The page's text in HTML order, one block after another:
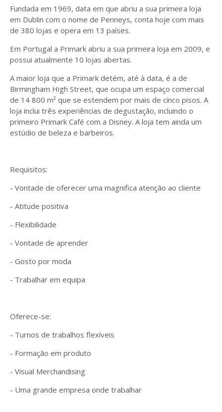
Fundada em 1969, data em que abriu a sua primeira loja
em Dublin com o nome de Penneys, conta hoje com mais
de 380 lojas e opera em 13 países.
Em Portugal a Primark abriu a sua primeira loja em 2009, e
possui atualmente 10 lojas abertas.
A maior loja que a Primark detém, até à data, é a de
Birmingham High Street, que ocupa um espaço comercial
de 14 800 m² que se estendem por mais de cinco pisos. A
loja inclui três experiências de degustação, incluindo o
primeiro Primark Café com a Disney. A loja tem ainda um
estúdio de beleza e barbeiros.
Requisitos:
- Vontade de oferecer uma magnifica atenção ao cliente
- Atitude positiva
- Flexibilidade
- Vontade de aprender
- Gosto por moda
- Trabalhar em equipa
Oferece-se:
- Turnos de trabalhos flexíveis
- Formação em produto
- Visual Merchandising
- Uma grande empresa onde trabalhar